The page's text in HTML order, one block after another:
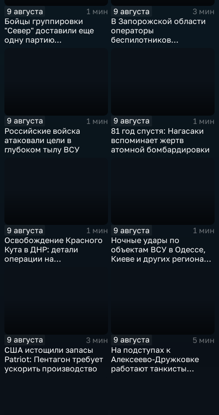
9 августа
1 мин
Бойцы группировки
"Север" доставили еще
одну партию
9 августа
3 мин
В Запорожской области
операторы
беспилотников
9 августа
1 мин
Российские войска
атаковали цели в
глубоком тылу ВСУ
9 августа
1 мин
81 год спустя: Нагасаки
вспоминает жертв
атомной бомбардировки
9 августа
1 мин
Освобождение Красного
Кута в ДНР: детали
операции на
9 августа
1 мин
Ночные удары по
объектам ВСУ в Одессе,
Киеве и других регионах
9 августа
3 мин
США истощили запасы
Patriot: Пентагон требует
ускорить производство
9 августа
5 мин
На подступах к
Алексеево-Дружковке
работают танкисты